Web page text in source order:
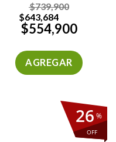
$739,900
$643,684
$554,900
AGREGAR
%
OFF
26